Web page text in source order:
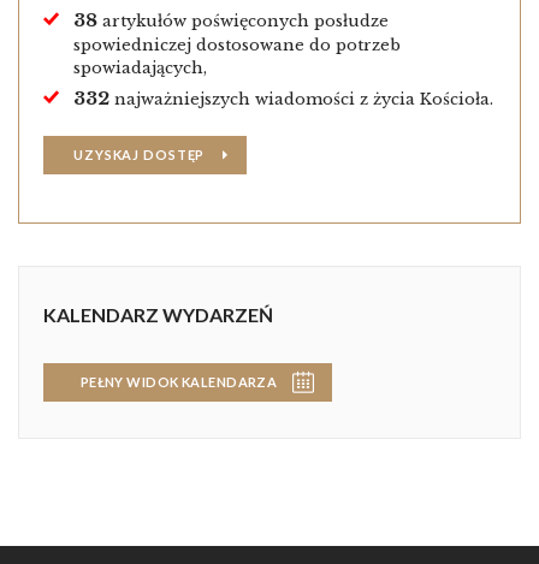
38 artykułów poświęconych posłudze
spowiedniczej dostosowane do potrzeb
spowiadających,
332 najważniejszych wiadomości z życia Kościoła.
UZYSKAJ DOSTĘP
KALENDARZ WYDARZEŃ
PEŁNY WIDOK KALENDARZA